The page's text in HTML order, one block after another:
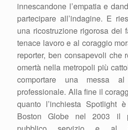
innescandone l’empatia e
partecipare all’indagine. E
una ricostruzione rigorosa dei
tenace lavoro e al coraggio
reporter, ben consapevoli che
omertà nella metropoli più
comportare una messa
professionale. Alla fine il
quanto l’inchiesta Spotlight
Boston Globe nel 2003 il